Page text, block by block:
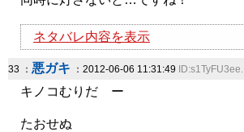
ネタバレ内容を表示
33 ： 悪ガキ ：2012-06-06 11:31:49 ID:s1TyFU3ee.
キノコむりだ ー
たおせぬ